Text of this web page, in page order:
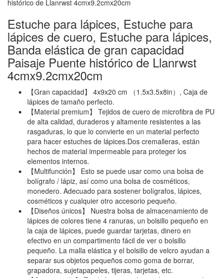
Estuche para lápices, Estuche para
lápices de cuero, Estuche para lápices,
Banda elástica de gran capacidad
Paisaje Puente histórico de Llanrwst
4cmx9.2cmx20cm
【Gran capacidad】 4x9x20 cm （1.5x3.5x8in）, Caja de
lápices de tamaño perfecto.
【Material premium】 Tejidos de cuero de microfibra de PU
de alta calidad, duraderos y altamente resistentes a las
rasgaduras, lo que lo convierte en un material perfecto
para hacer estuches de lápices.Dos cremalleras, están
hechos de material impermeable para proteger los
elementos internos.
【Multifunción】 Esto se puede usar como una bolsa de
bolígrafo / lápiz, así como una bolsa de cosméticos,
monedero. Adecuado para sostener bolígrafos, lápices,
cosméticos y cualquier otro accesorio pequeño.
【Diseños únicos】 Nuestra bolsa de almacenamiento de
lápices de colores tiene 4 ranuras, un bolsillo pequeño en
la caja de lápices, puede guardar tarjetas, dinero en
efectivo en un compartimento fácil de ver o bolsillo
pequeño. La malla elástica y el bolsillo de velcro ayudan a
separar sus objetos pequeños como goma de borrar,
grapadora, sujetapapeles, tijeras, tarjetas, etc.